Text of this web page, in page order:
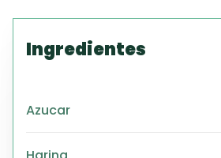
Ingredientes
Azucar